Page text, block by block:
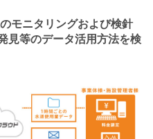
ングおよび検針
見等のデータ活用方法を検